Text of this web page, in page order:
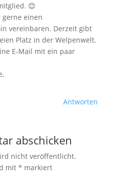
😊
einen
vereinbaren. Derzeit gibt
Platz in der Welpenwelt.
E-Mail mit ein paar
Antworten
abschicken
nicht veröffentlicht.
mit * markiert